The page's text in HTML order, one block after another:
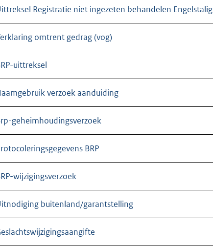
Registratie niet ingezeten behandelen Engelstalig
omtrent gedrag (vog)
uittreksel
verzoek aanduiding
geheimhoudingsverzoek
BRP
wijzigingsverzoek
buitenland/garantstelling